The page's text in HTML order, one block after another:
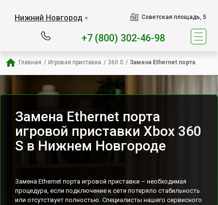
Нижний Новгород ▼ Советская площадь, 5
+7 (800) 302-46-98
Главная / Игровая приставка / 360 S / Замена Ethernet порта
Замена Ethernet порта
игровой приставки Xbox 360
S в Нижнем Новгороде
Замена Ethernet порта игровой приставки – необходимая
процедура, если подключение к сети потеряло стабильность
или отсутствует полностью. Специалисты нашего сервисного